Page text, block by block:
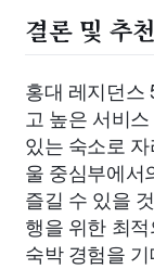
결론 및 추천
홍대 레지던스
고 높은 서비
있는 숙소로
울 중심부에서
즐길 수 있을
행을 위한 최
숙박 경험을